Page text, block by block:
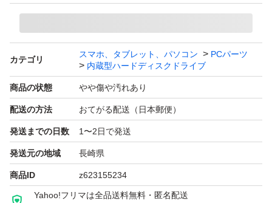
・中古HDDの特性をご理解いただける方のみご購入くだ
さい
・相性問題や環境差による動作保証はできません
・精密機器のため、商品到着後は必ず動作確認を行ってか
ら受取評価をお願いいたします
※取引の仕組み上、評価後は返品・返金等の対応ができな
くなりますのでご了承ください。
カテゴリ
スマホ、タブレット、パソコン
PCパーツ
内蔵型ハードディスクドライブ
商品の状態 やや傷や汚れあり
配送の方法 おてがる配送（日本郵便）
発送までの日数 1〜2日で発送
発送元の地域 長崎県
商品ID z623155234
Yahoo!フリマは全品送料無料・匿名配送